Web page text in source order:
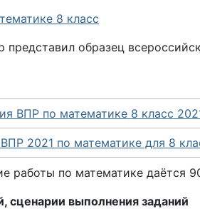
материале8 класс
представил образец
ВПР по математике 8 класс
2021 по математике для 8
работы по математике даётся
сценарии выполнения заданий